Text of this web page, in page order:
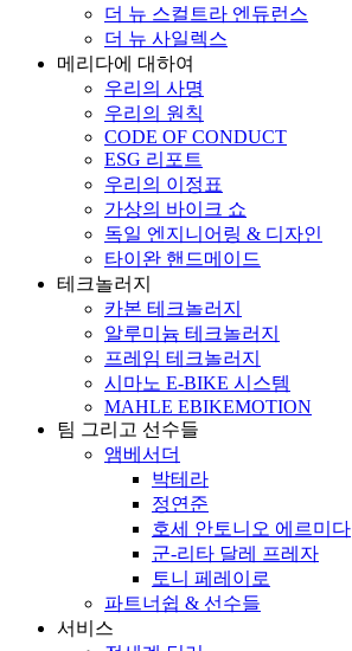
더 뉴 스컬트라 엔듀런스
더 뉴 사일렉스
메리다에 대하여
우리의 사명
우리의 원칙
CODE OF CONDUCT
ESG 리포트
우리의 이정표
가상의 바이크 쇼
독일 엔지니어링 & 디자인
타이완 핸드메이드
테크놀러지
카본 테크놀러지
알루미늄 테크놀러지
프레임 테크놀러지
시마노 E-BIKE 시스템
MAHLE EBIKEMOTION
팀 그리고 선수들
앰베서더
박테라
정연준
호세 안토니오 에르미다
군-리타 달레 프레자
토니 페레이로
파트너쉽 & 선수들
서비스